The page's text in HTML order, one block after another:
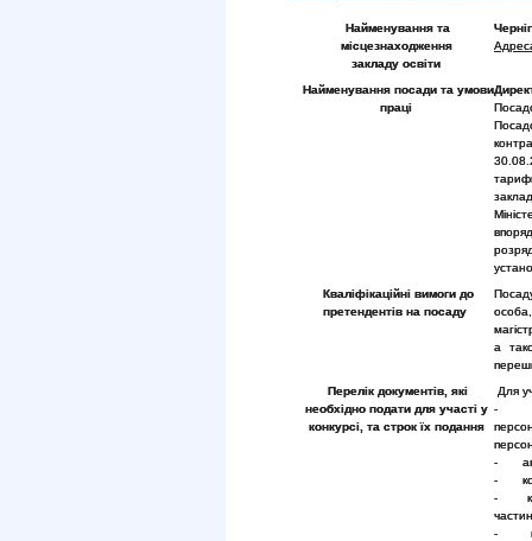
Найменування та
місцезнаходження
закладу освіти
Найменування посади та умови
праці
Кваліфікаційні вимоги до
претендентів на посаду
а
Перелік документів, які
необхідно подати для участі у
конкурсі, та строк їх подання
Для
-
-
-
-
-